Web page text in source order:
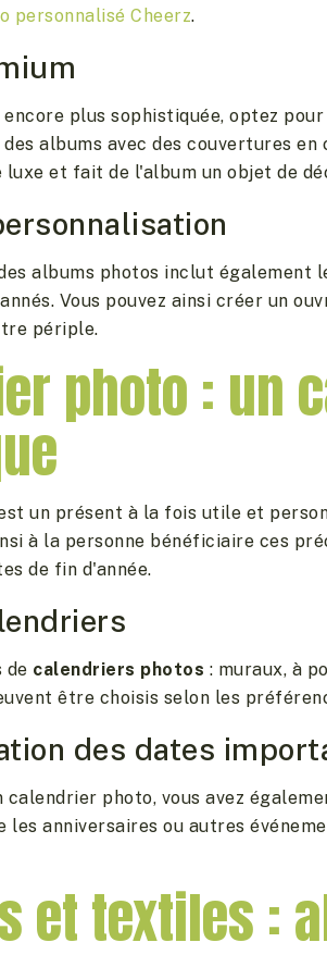
personnalisé Cheerz.
plus sophistiquée, optez pour
albums avec des couvertures en
luxe et fait de l'album un objet de
albums photos inclut également
Vous pouvez ainsi créer un
périple.
photo : un
un présent à la fois utile et
à la personne bénéficiaire ces
de fin d'année.
de calendriers photos : muraux, à
être choisis selon les
des dates
calendrier photo, vous avez
les anniversaires ou autres
et textiles :